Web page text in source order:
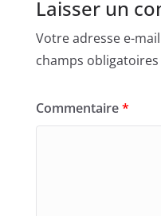
Laisser un
Votre adresse e-
champs
Commentaire*